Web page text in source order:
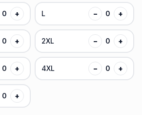
0 + L − 0 +
0 + 2XL − 0 +
0 + 4XL − 0 +
0 +